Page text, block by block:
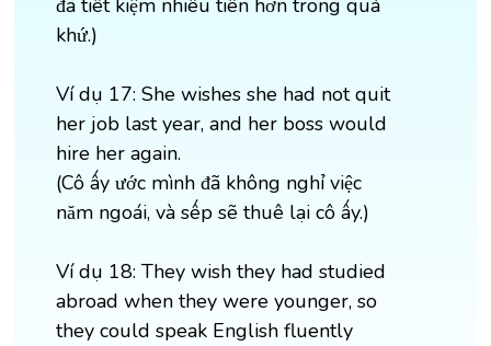
đã tiết kiệm nhiều tiền hơn trong quá
khứ.)
Ví dụ 17: She wishes she had not quit
her job last year, and her boss would
hire her again.
(Cô ấy ước mình đã không nghỉ việc
năm ngoái, và sếp sẽ thuê lại cô ấy.)
Ví dụ 18: They wish they had studied
abroad when they were younger, so
they could speak English fluently